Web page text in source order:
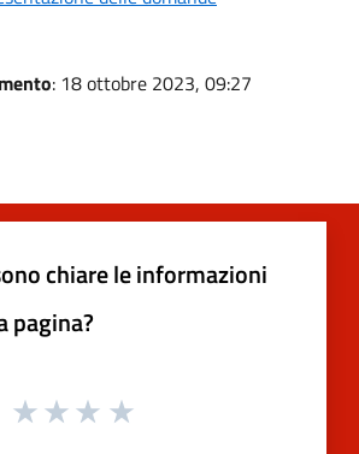
: 18 ottobre 2023, 09:27
chiare le informazioni
pagina?